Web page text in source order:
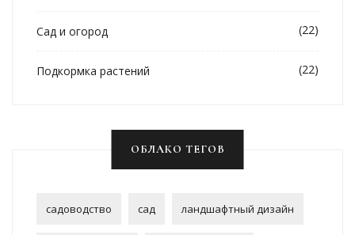
Сад и огород (22)
Подкормка растений (22)
ОБЛАКО ТЕГОВ
садоводство сад ландшафтный дизайн